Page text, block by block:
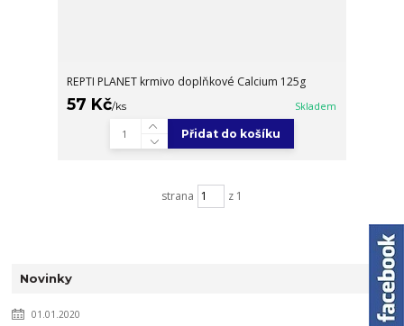
REPTI PLANET krmivo doplňkové Calcium 125g
57 Kč/ks Skladem
Přidat do košíku
strana z 1
Novinky
01.01.2020